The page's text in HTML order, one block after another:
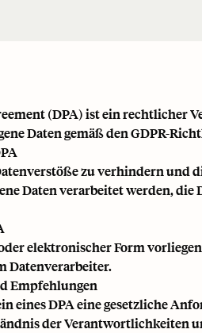
(DPA) ist ein rechtlicher
Daten gemäß den GDPR-
zu verhindern und
Daten verarbeitet werden,
elektronischer Form
Datenverarbeiter.
Empfehlungen
eines DPA eine gesetzliche
der Verantwortlichkeiten